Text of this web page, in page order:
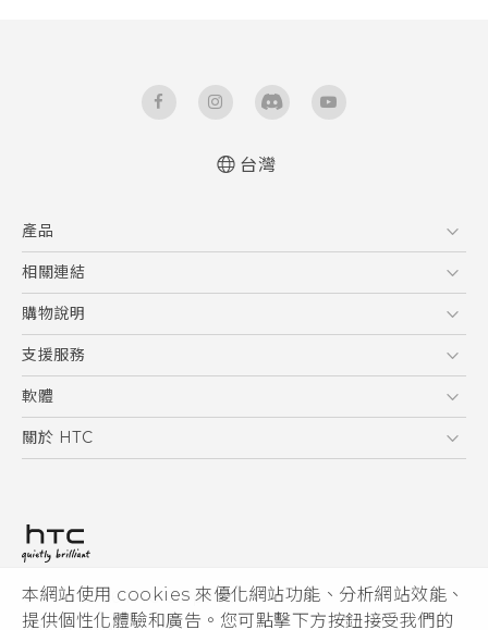
本網站使用 cookies 來優化網站功能、分析網站效能、
提供個性化體驗和廣告。您可點擊下方按鈕接受我們的
台灣
產品
5G
智慧型手機
配件
相關連結
HTC Research
購物說明
購物須知
訂單管理
付款方式
支援服務
到府收送維修服務
服務中心資訊
客戶服務佈告欄
軟體
應用程式
HTC Sync Manager
關於 HTC
投資人
隱私權政策
© 2011-2026 HTC Corporation